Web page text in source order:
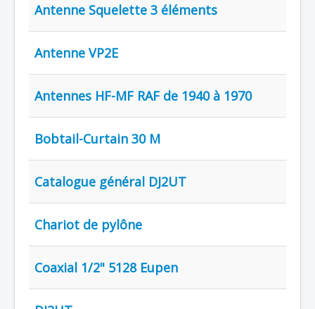
Antenne Squelette 3 éléments
Antenne VP2E
Antennes HF-MF RAF de 1940 à 1970
Bobtail-Curtain 30 M
Catalogue général DJ2UT
Chariot de pylône
Coaxial 1/2" 5128 Eupen